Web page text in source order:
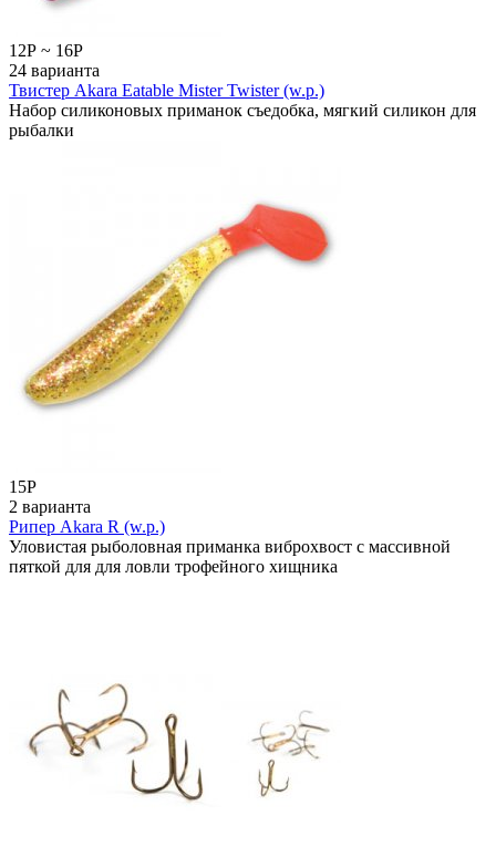
12Р ~ 16Р
24 варианта
Твистер Akara Eatable Mister Twister (w.p.)
Набор силиконовых приманок съедобка, мягкий силикон для
рыбалки
15Р
2 варианта
Рипер Akara R (w.p.)
Уловистая рыболовная приманка виброхвост с массивной
пяткой для для ловли трофейного хищника